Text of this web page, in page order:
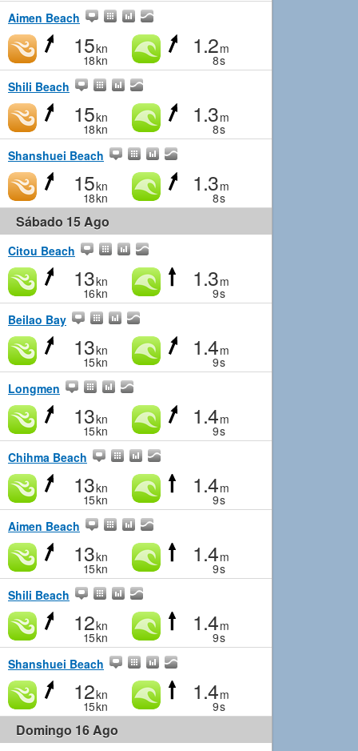
Aimen Beach
15kn
18kn
1.2m
8s
Shili Beach
15kn
18kn
1.3m
8s
Shanshuei Beach
15kn
18kn
1.3m
8s
Sábado 15 Ago
Citou Beach
13kn
16kn
1.3m
9s
Beilao Bay
13kn
15kn
1.4m
9s
Longmen
13kn
15kn
1.4m
9s
Chihma Beach
13kn
15kn
1.4m
9s
Aimen Beach
13kn
15kn
1.4m
9s
Shili Beach
12kn
15kn
1.4m
9s
Shanshuei Beach
12kn
15kn
1.4m
9s
Domingo 16 Ago